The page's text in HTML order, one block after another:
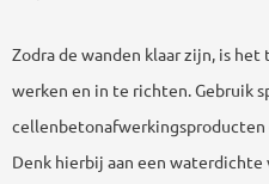
Zodra de wanden klaar zijn, is
werken en in te richten. Gebruik
cellenbetonafwerkingsproducten
Denk hierbij aan een